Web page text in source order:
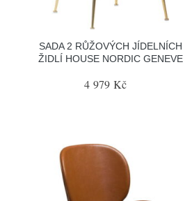
SADA 2 RŮŽOVÝCH JÍDELNÍCH
ŽIDLÍ HOUSE NORDIC GENEVE
4 979 Kč